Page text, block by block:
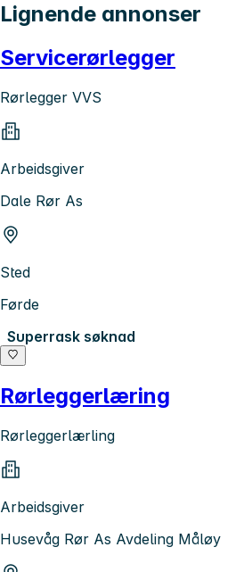
Lignende annonser
Servicerørlegger
Rørlegger VVS
Arbeidsgiver
Dale Rør As
Sted
Førde
Superrask søknad
Rørleggerlæring
Rørleggerlærling
Arbeidsgiver
Husevåg Rør As Avdeling Måløy